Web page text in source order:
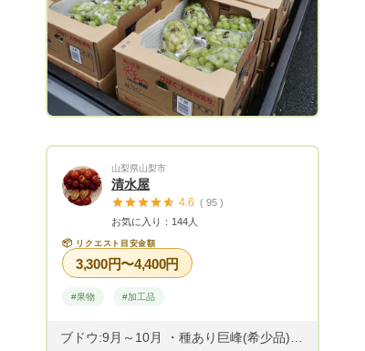
ン（@budouya.apollon）でご検索くださ
い☆ 太陽の光をいっぱいに浴びて甘くて
美味しいぶどうを全国にお届けします！
毎年9月から10月初めごろまでの収穫とな
ります。 ぜひお試しいただければ幸いで
す。
山梨県山梨市
清水屋
4.6 ( 95 )
お気に入り：144人
📦 リクエスト目安金額
3,300円〜4,400円
#果物 #加工品